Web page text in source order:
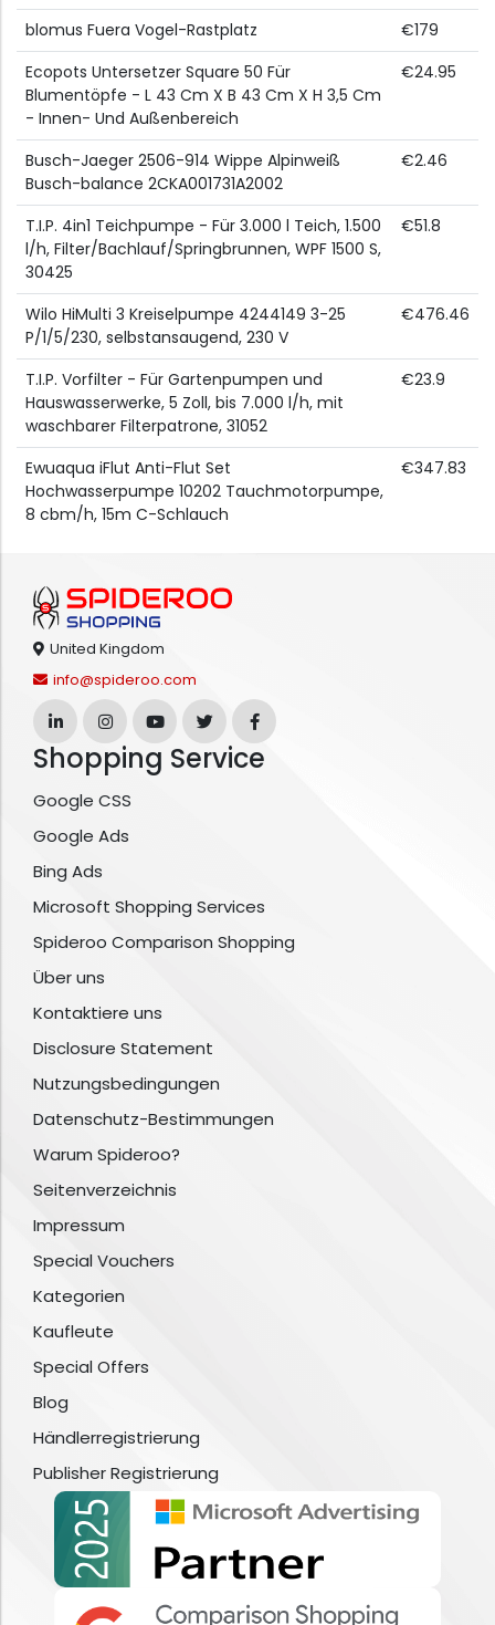
blomus Fuera Vogel-Rastplatz
€179
Ecopots Untersetzer Square 50 Für
Blumentöpfe - L 43 Cm X B 43 Cm X H 3,5 Cm
- Innen- Und Außenbereich
€24.95
Busch-Jaeger 2506-914 Wippe Alpinweiß
Busch-balance 2CKA001731A2002
€2.46
T.I.P. 4in1 Teichpumpe - Für 3.000 l Teich, 1.500
l/h, Filter/Bachlauf/Springbrunnen, WPF 1500 S,
30425
€51.8
Wilo HiMulti 3 Kreiselpumpe 4244149 3-25
P/1/5/230, selbstansaugend, 230 V
€476.46
T.I.P. Vorfilter - Für Gartenpumpen und
Hauswasserwerke, 5 Zoll, bis 7.000 l/h, mit
waschbarer Filterpatrone, 31052
€23.9
Ewuaqua iFlut Anti-Flut Set
Hochwasserpumpe 10202 Tauchmotorpumpe,
8 cbm/h, 15m C-Schlauch
€347.83
United Kingdom
info@spideroo.com
Shopping Service
Google CSS
Google Ads
Bing Ads
Microsoft Shopping Services
Spideroo Comparison Shopping
Über uns
Kontaktiere uns
Disclosure Statement
Nutzungsbedingungen
Datenschutz-Bestimmungen
Warum Spideroo?
Seitenverzeichnis
Impressum
Special Vouchers
Kategorien
Kaufleute
Special Offers
Blog
Händlerregistrierung
Publisher Registrierung